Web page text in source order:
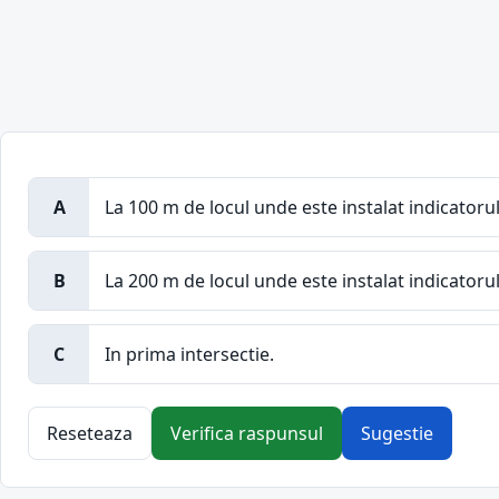
A La 100 m de locul unde este instalat
B La 200 m de locul unde este instalat
C In prima intersectie.
Reseteaza Verifica raspunsul Sugestie